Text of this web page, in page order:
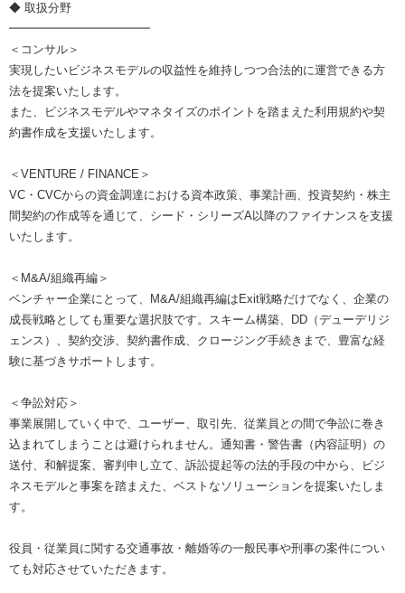
◆ 取扱分野
━━━━━━━━━━━━
＜コンサル＞
実現したいビジネスモデルの収益性を維持しつつ合法的に運営できる方
法を提案いたします。
また、ビジネスモデルやマネタイズのポイントを踏まえた利用規約や契
約書作成を支援いたします。
＜VENTURE / FINANCE＞
VC・CVCからの資金調達における資本政策、事業計画、投資契約・株主
間契約の作成等を通じて、シード・シリーズA以降のファイナンスを支援
いたします。
＜M&A/組織再編＞
ベンチャー企業にとって、M&A/組織再編はExit戦略だけでなく、企業の
成長戦略としても重要な選択肢です。スキーム構築、DD（デューデリジ
ェンス）、契約交渉、契約書作成、クロージング手続きまで、豊富な経
験に基づきサポートします。
＜争訟対応＞
事業展開していく中で、ユーザー、取引先、従業員との間で争訟に巻き
込まれてしまうことは避けられません。通知書・警告書（内容証明）の
送付、和解提案、審判申し立て、訴訟提起等の法的手段の中から、ビジ
ネスモデルと事案を踏まえた、ベストなソリューションを提案いたしま
す。
役員・従業員に関する交通事故・離婚等の一般民事や刑事の案件につい
ても対応させていただきます。